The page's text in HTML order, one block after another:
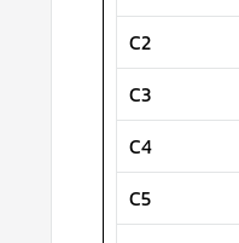
C2
C3
C4
C5